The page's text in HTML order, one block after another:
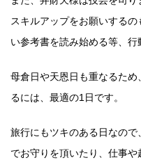
スキルアップをお願いする
い参考書を読み始める等、行
母倉日や天恩日も重なるた
るには、最適の1日です。
旅行にもツキのある日なの
でお守りを頂いたり、仕事